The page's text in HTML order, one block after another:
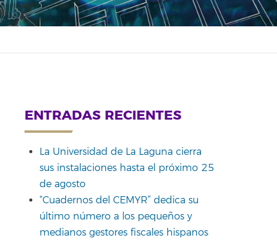
ENTRADAS RECIENTES
La Universidad de La Laguna cierra
sus instalaciones hasta el próximo 25
de agosto
“Cuadernos del CEMYR” dedica su
último número a los pequeños y
medianos gestores fiscales hispanos